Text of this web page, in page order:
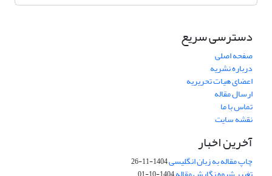
دسترسی سریع
صفحه اصلی
درباره نشریه
اعضای هیات تحریریه
ارسال مقاله
تماس با ما
نقشه سایت
آخرین اخبار
چاپ مقاله به زبان انگلیسی1404-11-26